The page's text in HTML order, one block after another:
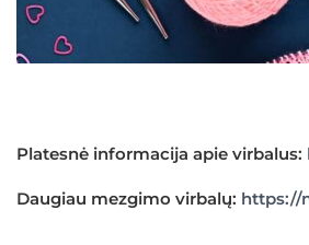
Platesnė informacija apie virbalus:
Daugiau mezgimo virbalų: https://